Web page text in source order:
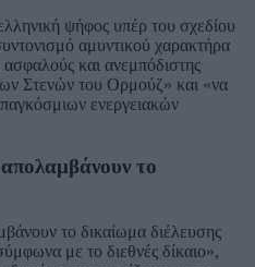
ψήφος υπέρ του σχεδίου
αμυντικού χαρακτήρα
και ανεμπόδιστης
Στενών του Ορμούζ» και «να
ενεργειακών
το
το δικαίωμα διέλευσης
με το διεθνές δίκαιο»,